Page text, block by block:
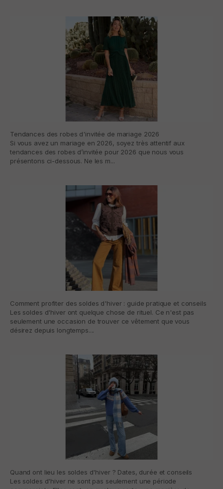
Tendances des robes d'invitée de mariage 2026
Si vous avez un mariage en 2026, soyez très attentif aux
tendances des robes d’invitée pour 2026 que nous vous
présentons ci-dessous. Ne les m...
Comment profiter des soldes d'hiver : guide pratique et conseils
Les soldes d'hiver ont quelque chose de rituel. Ce n'est pas
seulement une occasion de trouver ce vêtement que vous
désirez depuis longtemps....
Quand ont lieu les soldes d'hiver ? Dates, durée et conseils
Les soldes d'hiver ne sont pas seulement une période